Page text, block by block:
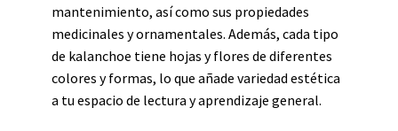
mantenimiento, así como sus propiedades
medicinales y ornamentales. Además, cada tipo
de kalanchoe tiene hojas y flores de diferentes
colores y formas, lo que añade variedad estética
a tu espacio de lectura y aprendizaje general.